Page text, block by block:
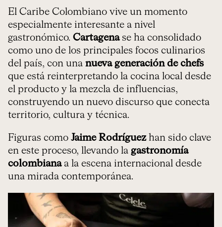
El Caribe Colombiano vive un momento
especialmente interesante a nivel
gastronómico. Cartagenase ha consolidado
como uno de los principales focos culinarios
del país, con una nueva generación de chefs
que está reinterpretando la cocina local desde
el producto y la mezcla de influencias,
construyendo un nuevo discurso que conecta
territorio, cultura y técnica.
Figuras como Jaime Rodríguezhan sido clave
en este proceso, llevando la gastronomía
colombianaa la escena internacional desde
una mirada contemporánea.